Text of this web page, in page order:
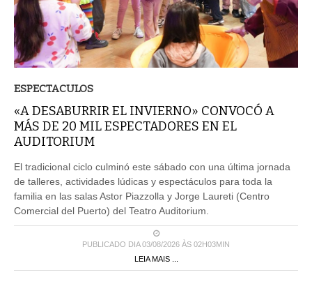
ESPECTACULOS
«A DESABURRIR EL INVIERNO» CONVOCÓ A
MÁS DE 20 MIL ESPECTADORES EN EL
AUDITORIUM
El tradicional ciclo culminó este sábado con una última jornada
de talleres, actividades lúdicas y espectáculos para toda la
familia en las salas Astor Piazzolla y Jorge Laureti (Centro
Comercial del Puerto) del Teatro Auditorium.
PUBLICADO DIA 03/08/2026 ÀS 02H03MIN
LEIA MAIS ...